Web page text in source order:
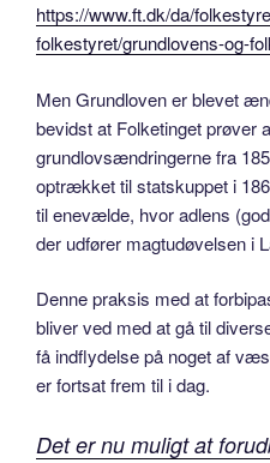
https://www.ft.dk/da/
folkestyret/grundlovens-og-
Men Grundloven er blevet
bevidst at Folketinget prøver
grundlovsændringerne fra
optrækket til statskuppet i
til enevælde, hvor adlens
der udfører magtudøvelsen i
Denne praksis med at
bliver ved med at gå til
få indflydelse på noget af
er fortsat frem til i dag.
Det er nu muligt at